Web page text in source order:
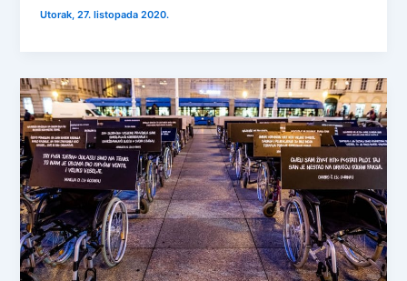
Utorak, 27. listopada 2020.